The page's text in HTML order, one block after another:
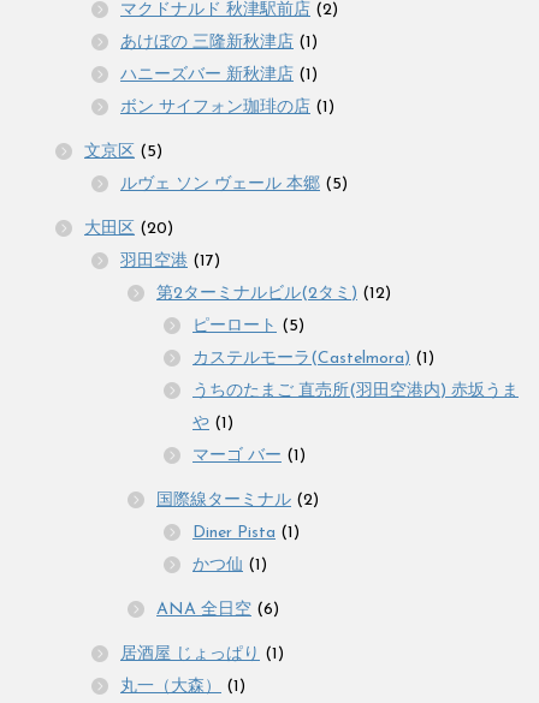
マクドナルド 秋津駅前店 (2)
あけぼの 三隆新秋津店 (1)
ハニーズバー 新秋津店 (1)
ボン サイフォン珈琲の店 (1)
文京区 (5)
ルヴェ ソン ヴェール 本郷 (5)
大田区 (20)
羽田空港 (17)
第2ターミナルビル(2タミ) (12)
ピーロート (5)
カステルモーラ(Castelmora) (1)
うちのたまご 直売所(羽田空港内) 赤坂うま
や (1)
マーゴ バー (1)
国際線ターミナル (2)
Diner Pista (1)
かつ仙 (1)
ANA 全日空 (6)
居酒屋 じょっぱり (1)
丸一（大森）
(1)